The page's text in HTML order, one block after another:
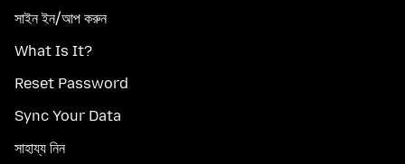
সাইন ইন/আপ করুন
What Is It?
Reset Password
Sync Your Data
সাহায্য নিন